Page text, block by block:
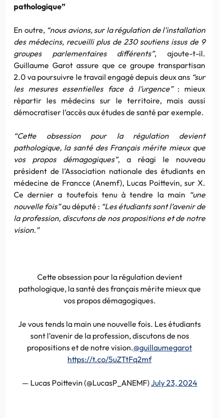
pathologique”
En outre,“nous avions, sur la régulation de l’installation
des médecins, recueilli plus de 230 soutiens issus de 9
groupes parlementaires différents”, ajoute-t-il.
Guillaume Garot assure que ce groupe transpartisan
2.0 va poursuivre le travail engagé depuis deux ans “sur
les mesures essentielles face à l’urgence” : mieux
répartir les médecins sur le territoire, mais aussi
démocratiser l’accès aux études de santé par exemple.
“Cette obsession pour la régulation devient
pathologique, la santé des Français mérite mieux que
vos propos démagogiques”, a réagi le nouveau
président de l’Association nationale des étudiants en
médecine de Francce (Anemf), Lucas Poittevin, sur X.
Ce dernier a toutefois tenu à tendre la main “une
nouvelle fois”au député : “Les étudiants sont l’avenir de
la profession, discutons de nos propositions et de notre
vision.”
Cette obsession pour la régulation devient
pathologique, la santé des français mérite mieux que
vos propos démagogiques.
Je vous tends la main une nouvelle fois. Les étudiants
sont l’avenir de la profession, discutons de nos
propositions et de notre vision.@guillaumegarot
https://t.co/5uZTtFq2mf
— Lucas Poittevin (@LucasP_ANEMF) July 23, 2024